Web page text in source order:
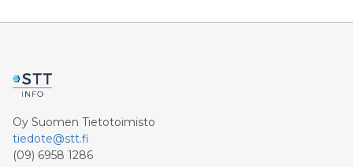
Oy Suomen Tietotoimisto
tiedote@stt.fi
(09) 6958 1286